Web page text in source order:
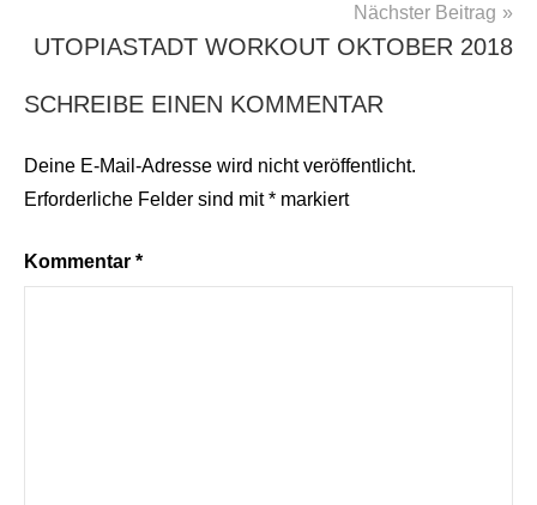
Nächster Beitrag
UTOPIASTADT WORKOUT OKTOBER 2018
SCHREIBE EINEN KOMMENTAR
Deine E-Mail-Adresse wird nicht veröffentlicht.
Erforderliche Felder sind mit* markiert
Kommentar *